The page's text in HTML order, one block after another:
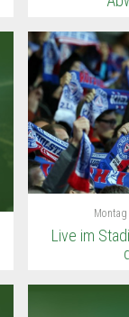
Montag
Live im